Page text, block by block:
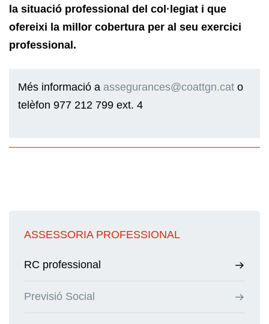
ASSESSORIA PROFESSIONAL
RC professional
Previsió Social
la situació professional del col·legiat i que
ofereixi la millor cobertura per al seu exercici
professional.
Més informació a assegurances@coattgn.cat o
telèfon 977 212 799 ext. 4